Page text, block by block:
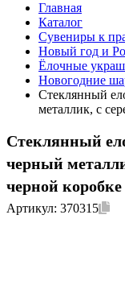
Главная
Каталог
Сувениры к
Новый год и
Ёлочные
Новогодние
Стеклянный
металлик, с
Стеклянный
черный
черной коробке
Артикул: 370315